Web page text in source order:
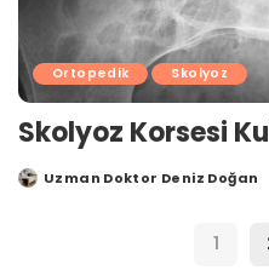
Ortopedik Skolyoz
Skolyoz Korsesi
PostedUzman Doktor Deniz Doğan
1